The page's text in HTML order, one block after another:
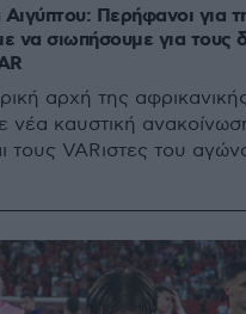
Περήφανοι για
να σιωπήσουμε για τους
αρχή της
νέα καυστική
τους VARιστες του